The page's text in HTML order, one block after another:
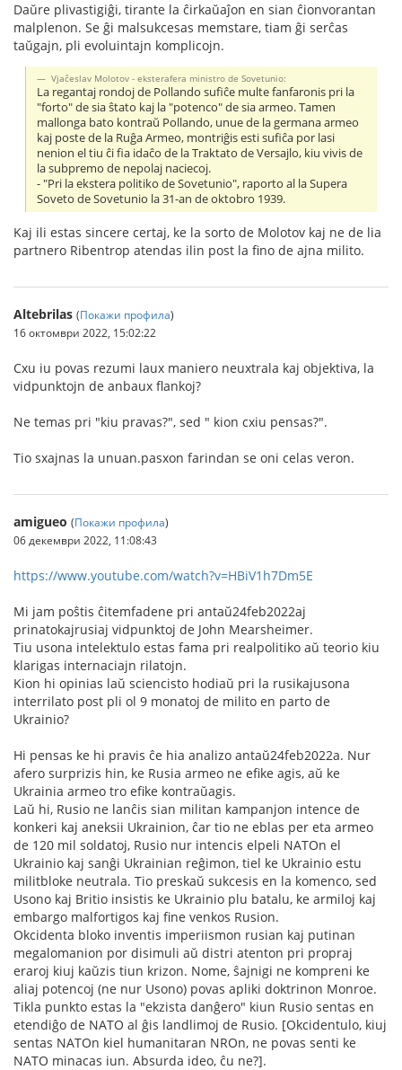
Daŭre plivastigiĝi, tirante la ĉirkaŭaĵon en sian ĉionvorantan
malplenon. Se ĝi malsukcesas memstare, tiam ĝi serĉas
taŭgajn, pli evoluintajn komplicojn.
Vjaĉeslav Molotov - eksterafera ministro de Sovetunio:
La regantaj rondoj de Pollando sufiĉe multe fanfaronis pri la
"forto" de sia ŝtato kaj la "potenco" de sia armeo. Tamen
mallonga bato kontraŭ Pollando, unue de la germana armeo
kaj poste de la Ruĝa Armeo, montriĝis esti sufiĉa por lasi
nenion el tiu ĉi fia idaĉo de la Traktato de Versajlo, kiu vivis de
la subpremo de nepolaj naciecoj.
- "Pri la ekstera politiko de Sovetunio", raporto al la Supera
Soveto de Sovetunio la 31-an de oktobro 1939.
Kaj ili estas sincere certaj, ke la sorto de Molotov kaj ne de lia
partnero Ribentrop atendas ilin post la fino de ajna milito.
Altebrilas (Покажи профила)
16 октомври 2022, 15:02:22
Cxu iu povas rezumi laux maniero neuxtrala kaj objektiva, la
vidpunktojn de anbaux flankoj?
Ne temas pri "kiu pravas?", sed " kion cxiu pensas?".
Tio sxajnas la unuan.pasxon farindan se oni celas veron.
amigueo (Покажи профила)
06 декември 2022, 11:08:43
https://www.youtube.com/watch?v=HBiV1h7Dm5E
Mi jam poŝtis ĉitemfadene pri antaŭ24feb2022aj
prinatokajrusiaj vidpunktoj de John Mearsheimer.
Tiu usona intelektulo estas fama pri realpolitiko aŭ teorio kiu
klarigas internaciajn rilatojn.
Kion hi opinias laŭ sciencisto hodiaŭ pri la rusikajusona
interrilato post pli ol 9 monatoj de milito en parto de
Ukrainio?
Hi pensas ke hi pravis ĉe hia analizo antaŭ24feb2022a. Nur
afero surprizis hin, ke Rusia armeo ne efike agis, aŭ ke
Ukrainia armeo tro efike kontraŭagis.
Laŭ hi, Rusio ne lanĉis sian militan kampanjon intence de
konkeri kaj aneksii Ukrainion, ĉar tio ne eblas per eta armeo
de 120 mil soldatoj, Rusio nur intencis elpeli NATOn el
Ukrainio kaj sanĝi Ukrainian reĝimon, tiel ke Ukrainio estu
militbloke neutrala. Tio preskaŭ sukcesis en la komenco, sed
Usono kaj Britio insistis ke Ukrainio plu batalu, ke armiloj kaj
embargo malfortigos kaj fine venkos Rusion.
Okcidenta bloko inventis imperiismon rusian kaj putinan
megalomanion por disimuli aŭ distri atenton pri propraj
eraroj kiuj kaŭzis tiun krizon. Nome, ŝajnigi ne kompreni ke
aliaj potencoj (ne nur Usono) povas apliki doktrinon Monroe.
Tikla punkto estas la "ekzista danĝero" kiun Rusio sentas en
etendiĝo de NATO al ĝis landlimoj de Rusio. [Okcidentulo, kiuj
sentas NATOn kiel humanitaran NROn, ne povas senti ke
NATO minacas iun. Absurda ideo, ĉu ne?].